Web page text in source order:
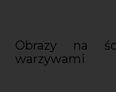
Obrazy na
warzywami